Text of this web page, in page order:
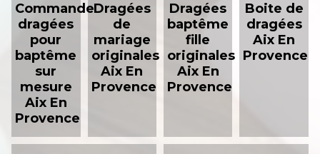
Commande
dragées
pour
baptême
sur
mesure
Aix En
Provence
Dragées
de
mariage
originales
Aix En
Provence
Dragées
baptême
fille
originales
Aix En
Provence
Boite de
dragées
Aix En
Provence